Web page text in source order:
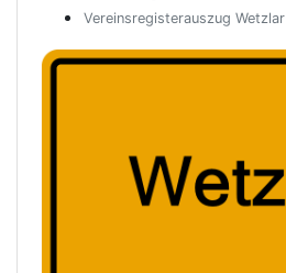
Vereinsregisterauszug Wetzlar